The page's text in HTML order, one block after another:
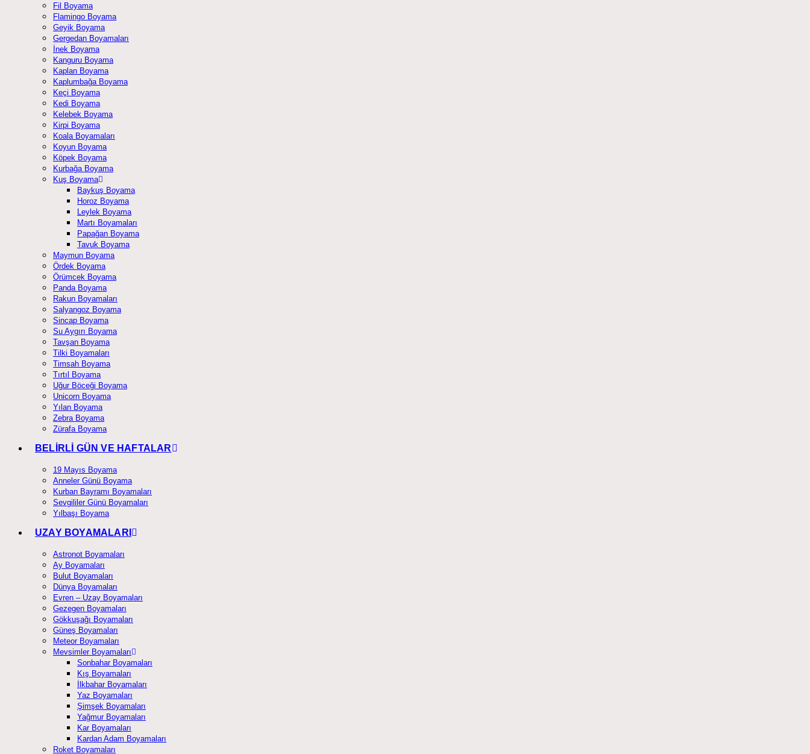
Fil Boyama
Flamingo Boyama
Geyik Boyama
Gergedan Boyamaları
İnek Boyama
Kanguru Boyama
Kaplan Boyama
Kaplumbağa Boyama
Keçi Boyama
Kedi Boyama
Kelebek Boyama
Kirpi Boyama
Koala Boyamaları
Koyun Boyama
Köpek Boyama
Kurbağa Boyama
Kuş Boyama
Baykuş Boyama
Horoz Boyama
Leylek Boyama
Martı Boyamaları
Papağan Boyama
Tavuk Boyama
Maymun Boyama
Ördek Boyama
Örümcek Boyama
Panda Boyama
Rakun Boyamaları
Salyangoz Boyama
Sincap Boyama
Su Aygırı Boyama
Tavşan Boyama
Tilki Boyamaları
Timsah Boyama
Tırtıl Boyama
Uğur Böceği Boyama
Unicorn Boyama
Yılan Boyama
Zebra Boyama
Zürafa Boyama
BELİRLİ GÜN VE HAFTALAR
19 Mayıs Boyama
Anneler Günü Boyama
Kurban Bayramı Boyamaları
Sevgililer Günü Boyamaları
Yılbaşı Boyama
UZAY BOYAMALARI
Astronot Boyamaları
Ay Boyamaları
Bulut Boyamaları
Dünya Boyamaları
Evren – Uzay Boyamaları
Gezegen Boyamaları
Gökkuşağı Boyamaları
Güneş Boyamaları
Meteor Boyamaları
Mevsimler Boyamaları
Sonbahar Boyamaları
Kış Boyamaları
İlkbahar Boyamaları
Yaz Boyamaları
Şimşek Boyamaları
Yağmur Boyamaları
Kar Boyamaları
Kardan Adam Boyamaları
Roket Boyamaları